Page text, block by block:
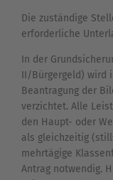
Die zuständige
erforderliche
In der
II/Bürgergeld) wird
Beantragung der
verzichtet. Alle
den Haupt- oder
als gleichzeitig
mehrtägige
Antrag notwendig.